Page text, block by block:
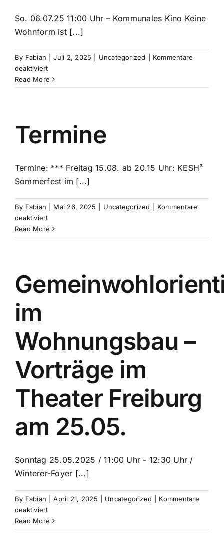
So. 06.07.25 11:00 Uhr – Kommunales Kino Keine
Wohnform ist [...]
By Fabian Juli 2, 2025 Uncategorized
Kommentare
deaktiviertfür
06.07.
11
Haus,
mein
–
Home
home
für
alle!
Read More
Termine
Termine: *** Freitag 15.08. ab 20.15 Uhr: KESH³
Sommerfest im [...]
By Fabian Mai 26, 2025 Uncategorized
Kommentare
deaktiviertfür
Termine
Read More
im
Wohnungsbau –
Vorträge im
Theater Freiburg
am 25.05.
Sonntag 25.05.2025 / 11:00 Uhr - 12:30 Uhr /
Winterer-Foyer [...]
By Fabian April 21, 2025 Uncategorized
Kommentare
deaktiviertfür
Gemeinwohlorientierung
im
Read More